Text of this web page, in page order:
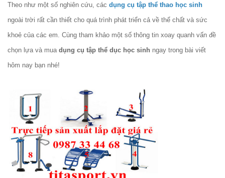
Theo như một số nghiên cứu, các dụng cụ tập thể thao học sinh
ngoài trời rất cần thiết cho quá trình phát triển cả về thể chất và sức
khoẻ của các em. Cùng tham khảo một số thông tin xoay quanh vấn đề
chọn lựa và mua dụng cụ tập thể dục học sinh ngay trong bài viết
hôm nay bạn nhé!